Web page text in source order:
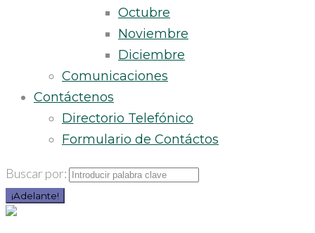
Octubre
Noviembre
Diciembre
Comunicaciones
Contáctenos
Directorio Telefónico
Formulario de Contáctos
Buscar por:
¡Adelante!